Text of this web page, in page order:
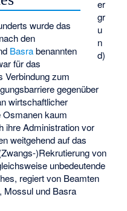
er
gr
u
n
d)
wurde das
den
Basrabenannten
für das
Verbindung zum
gegenüber
wirtschaftlicher
Osmanen kaum
ihre Administration vor
weitgehend auf das
)Rekrutierung von
unbedeutende
regiert von Beamten
Mossul und Basra